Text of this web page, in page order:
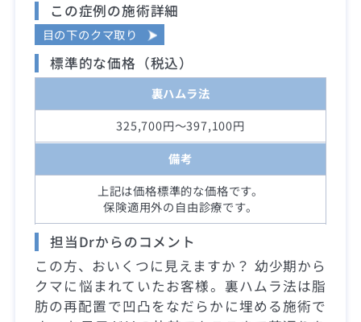
この症例の施術詳細
目の下のクマ取り
標準的な価格（税込）
裏ハムラ法
325,700円～397,100円
備考
上記は価格標準的な価格です。
保険適用外の自由診療です。
担当Drからのコメント
この方、おいくつに見えますか？ 幼少期から
クマに悩まれていたお客様。裏ハムラ法は脂
肪の再配置で凹凸をなだらかに埋める施術で